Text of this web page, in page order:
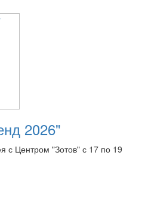
2026"
с Центром "Зотов" с 17 по 19